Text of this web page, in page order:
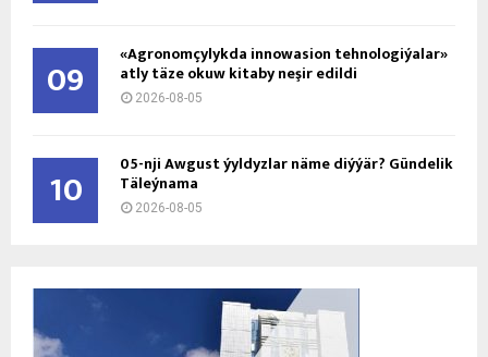
09 «Agronomçylykda innowasion tehnologiýalar»
atly täze okuw kitaby neşir edildi
2026-08-05
10 05-nji Awgust ýyldyzlar näme diýýär? Gündelik
Täleýnama
2026-08-05